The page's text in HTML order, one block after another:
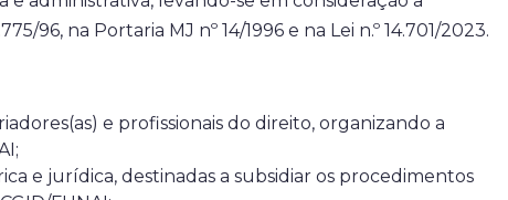
96, na Portaria MJ nº 14/1996 e na Lei n.º 14.701/2023.
e profissionais do direito, organizando a
e jurídica, destinadas a subsidiar os procedimentos